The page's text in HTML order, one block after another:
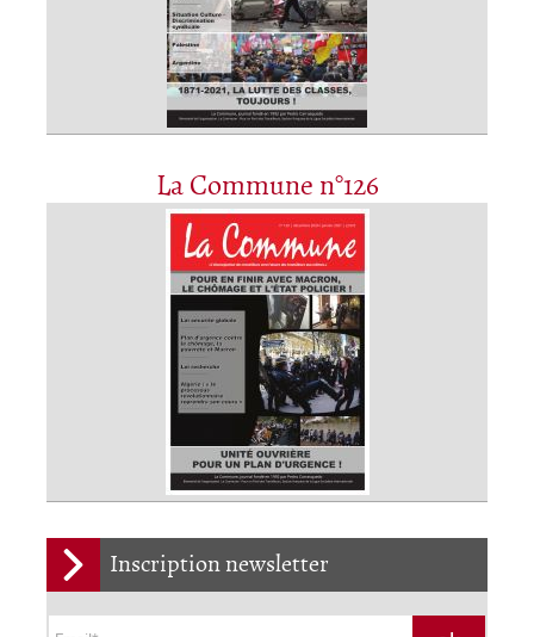
La Commune n°126
Inscription newsletter